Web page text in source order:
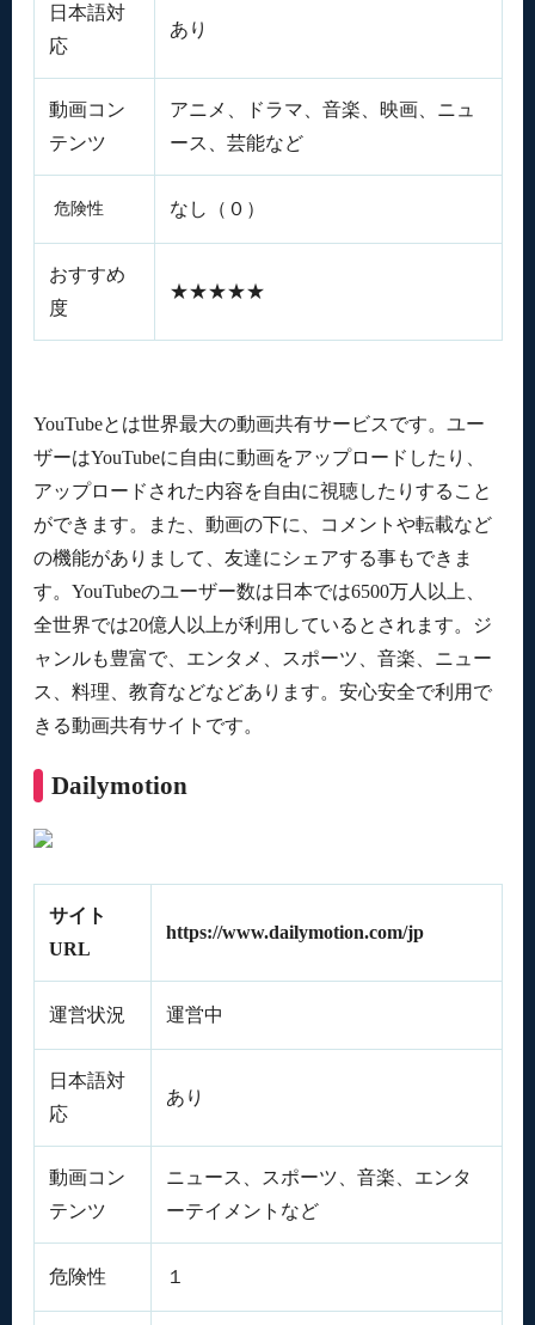
日本語対
応
あり
動画コン
テンツ
アニメ、ドラマ、音楽、映画、ニュ
ース、芸能など
危険性 なし（０）
おすすめ
度
★★★★★
YouTubeとは世界最大の動画共有サービスです。ユー
ザーはYouTubeに自由に動画をアップロードしたり、
アップロードされた内容を自由に視聴したりすること
ができます。また、動画の下に、コメントや転載など
の機能がありまして、友達にシェアする事もできま
す。YouTubeのユーザー数は日本では6500万人以上、
全世界では20億人以上が利用しているとされます。ジ
ャンルも豊富で、エンタメ、スポーツ、音楽、ニュー
ス、料理、教育などなどあります。安心安全で利用で
きる動画共有サイトです。
Dailymotion
サイト
URL
https://www.dailymotion.com/jp
運営状況 運営中
日本語対
応
あり
動画コン
テンツ
ニュース、スポーツ、音楽、エンタ
ーテイメントなど
危険性 １